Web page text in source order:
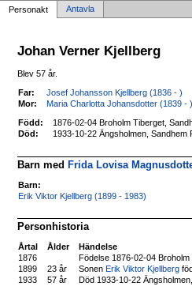
Personakt Antavla
Johan Verner Kjellberg
Blev 57 år.
Far:
Josef Johansson Kjellberg (1836 - )
Mor:
Maria Charlotta Johansdotter (1839 - )
Född:
1876-02-04 Broholm Tiberget,
Död:
1933-10-22 Ängsholmen, Sandhem
Barn medFrida Lovisa
Barn:
Erik Viktor Kjellberg (1899 - 1983)
Personhistoria
Årtal Ålder
Händelse
1876
Födelse 1876-02-04 Broholm
1899
23 år Sonen Erik Viktor Kjellberg
1933
57 år Död 1933-10-22